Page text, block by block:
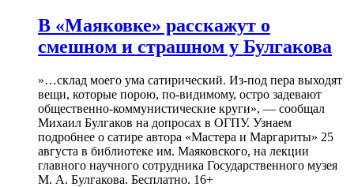
В «Маяковке» расскажут о
смешном и страшном у Булгакова
»…склад моего ума сатирический. Из-под пера выходят
вещи, которые порою, по-видимому, остро задевают
общественно-коммунистические круги», — сообщал
Михаил Булгаков на допросах в ОГПУ. Узнаем
подробнее о сатире автора «Мастера и Маргариты» 25
августа в библиотеке им. Маяковского, на лекции
главного научного сотрудника Государственного музея
М. А. Булгакова. Бесплатно. 16+